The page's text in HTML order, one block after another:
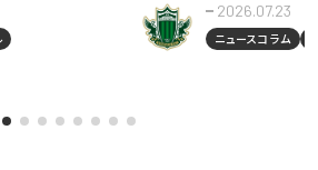
2026.07.23
ニュースコラム